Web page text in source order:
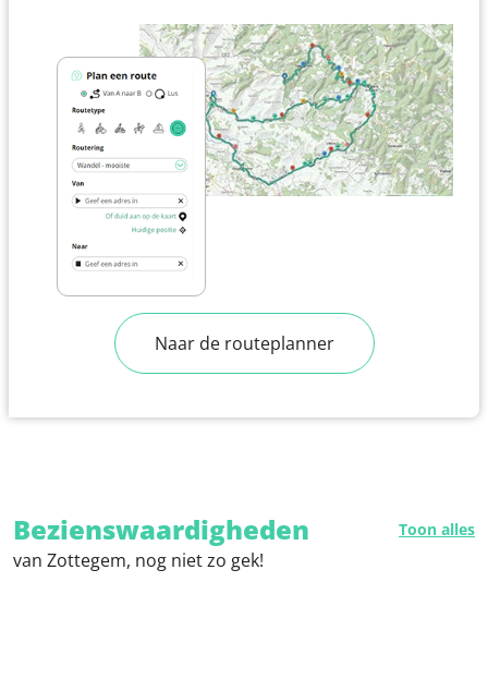
Naar de routeplanner
Bezienswaardigheden Toon alles
van Zottegem, nog niet zo gek!